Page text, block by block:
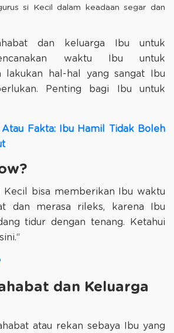
si Kecil dalam keadaan segar dan
dan keluarga Ibu untuk
waktu Ibu untuk
lakukan hal-hal yang sangat Ibu
Penting bagi Ibu untuk
Atau Fakta: Ibu Hamil Tidak Boleh
Kecil bisa memberikan Ibu waktu
dan merasa rileks, karena Ibu
tidur dengan tenang. Ketahui
dan Keluarga
atau rekan sebaya Ibu yang